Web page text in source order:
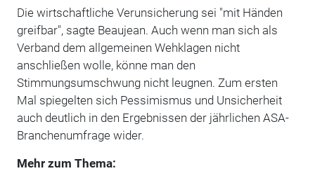
Die wirtschaftliche Verunsicherung sei "mit Händen
greifbar", sagte Beaujean. Auch wenn man sich als
Verband dem allgemeinen Wehklagen nicht
anschließen wolle, könne man den
Stimmungsumschwung nicht leugnen. Zum ersten
Mal spiegelten sich Pessimismus und Unsicherheit
auch deutlich in den Ergebnissen der jährlichen ASA-
Branchenumfrage wider.
Mehr zum Thema: